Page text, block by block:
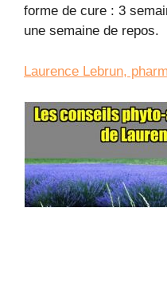
forme de cure : 3
une semaine de repos.
Laurence Lebrun,